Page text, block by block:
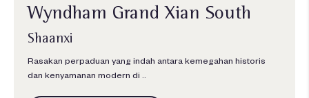
Wyndham Grand Xian South
Shaanxi
Rasakan perpaduan yang indah antara kemegahan historis
dan kenyamanan modern di ..